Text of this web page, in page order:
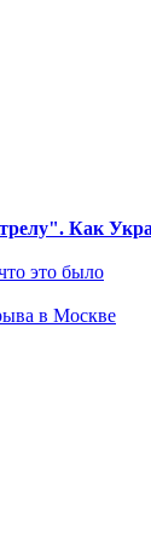
Как
это было
в Москве